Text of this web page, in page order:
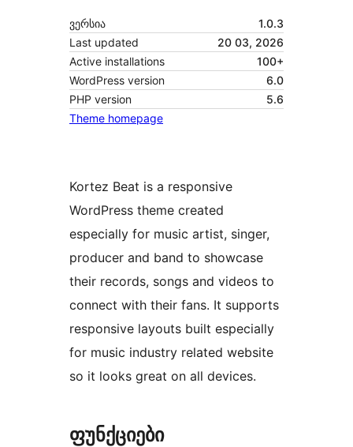
ვერსია
1.0.3
Last updated
20 03, 2026
Active installations
100+
WordPress version
6.0
PHP version
5.6
Theme homepage
Kortez Beat is a responsive
WordPress theme created
especially for music artist, singer,
producer and band to showcase
their records, songs and videos to
connect with their fans. It supports
responsive layouts built especially
for music industry related website
so it looks great on all devices.
ფუნქციები